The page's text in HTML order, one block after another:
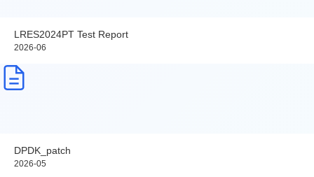
LRES2024PT Test Report
2026-06
DPDK_patch
2026-05